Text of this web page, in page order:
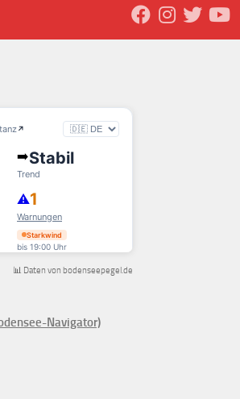
📊 Daten von bodenseepegel.de
Navigator)